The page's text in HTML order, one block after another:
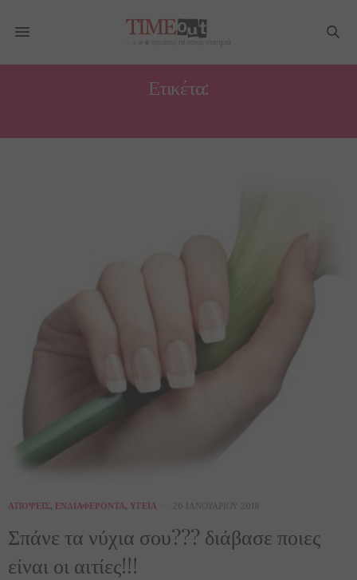
Ετικέτα:
ΑΠΌΨΕΙΣ, ΕΝΔΙΑΦΈΡΟΝΤΑ, ΥΓΕΊΑ 26 ΙΑΝΟΥΑΡΊΟΥ 2018
Σπάνε τα νύχια σου??? διάβασε ποιες
είναι οι αιτίες!!!